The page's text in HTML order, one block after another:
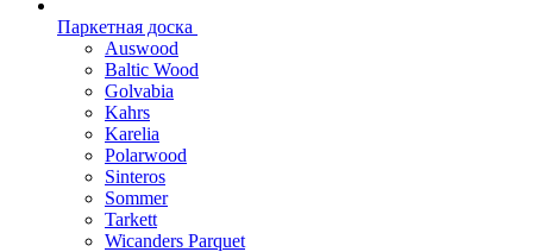
Паркетная доска
Auswood
Baltic Wood
Golvabia
Kahrs
Karelia
Polarwood
Sinteros
Sommer
Tarkett
Wicanders Parquet